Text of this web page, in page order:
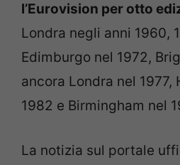
l’Eurovision per otto
Londra negli anni 1960,
Edimburgo nel 1972,
ancora Londra nel 1977,
1982 e Birmingham nel
La notizia sul portale